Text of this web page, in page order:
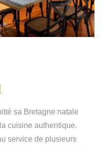
sa Bretagne natale
cuisine authentique.
service de plusieurs